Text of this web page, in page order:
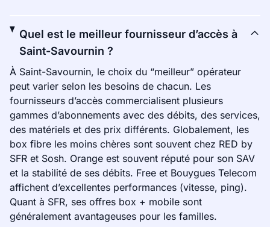
Quel est le meilleur fournisseur d’accès à
Saint-Savournin ?
À Saint-Savournin, le choix du “meilleur” opérateur
peut varier selon les besoins de chacun. Les
fournisseurs d’accès commercialisent plusieurs
gammes d’abonnements avec des débits, des services,
des matériels et des prix différents. Globalement, les
box fibre les moins chères sont souvent chez RED by
SFR et Sosh. Orange est souvent réputé pour son SAV
et la stabilité de ses débits. Free et Bouygues Telecom
affichent d’excellentes performances (vitesse, ping).
Quant à SFR, ses offres box + mobile sont
généralement avantageuses pour les familles.